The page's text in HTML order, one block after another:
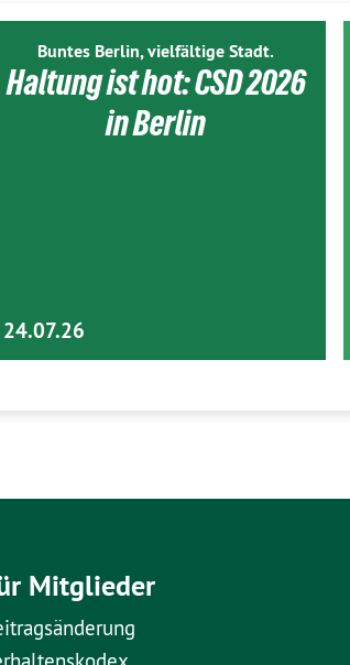
Buntes Berlin, vielfältige Stadt.
Haltung ist hot: CSD 2026
in Berlin
24.07.26
Mitglieder